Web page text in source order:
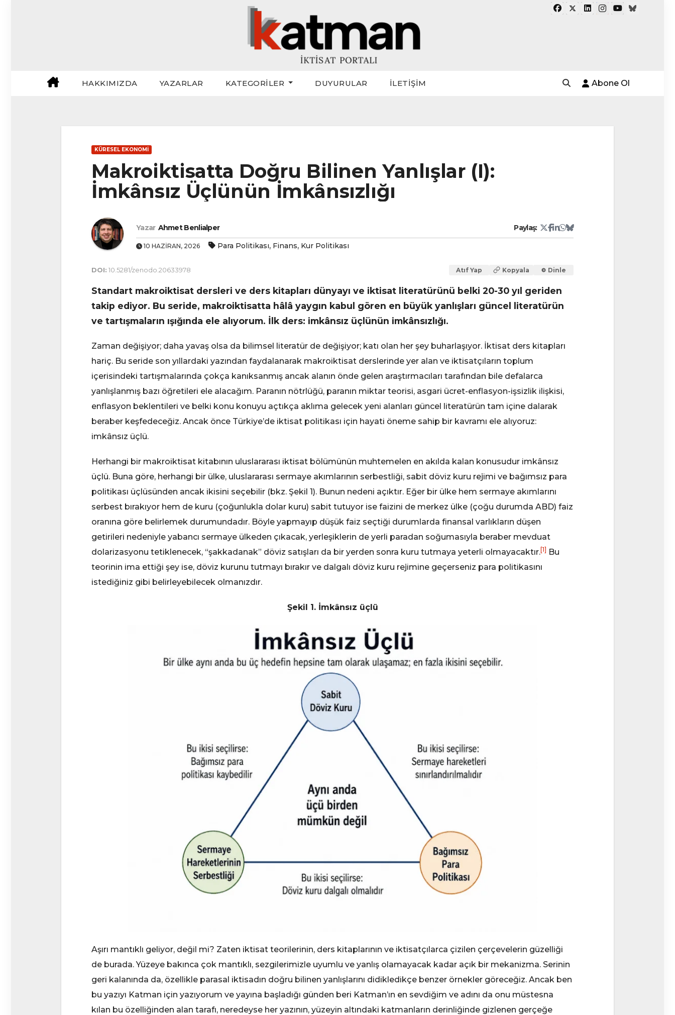
HAKKIMIZDA YAZARLAR KATEGORİLER DUYURULAR İLETİŞİM Abone Ol
KÜRESEL EKONOMI
Makroiktisatta Doğru Bilinen Yanlışlar (I):
İmkânsız Üçlünün İmkânsızlığı
Yazar Ahmet Benlialper
10 HAZIRAN, 2026 Para Politikası, Finans, Kur Politikası
DOI: 10.5281/zenodo.20633978 Atıf Yap Kopyala Dinle
Standart makroiktisat dersleri ve ders kitapları dünyayı ve iktisat literatürünü belki 20-30 yıl geriden
takip ediyor. Bu seride, makroiktisatta hâlâ yaygın kabul gören en büyük yanlışları güncel literatürün
ve tartışmaların ışığında ele alıyorum. İlk ders: imkânsız üçlünün imkânsızlığı.
Zaman değişiyor; daha yavaş olsa da bilimsel literatür de değişiyor; katı olan her şey buharlaşıyor. İktisat ders kitapları
hariç. Bu seride son yıllardaki yazından faydalanarak makroiktisat derslerinde yer alan ve iktisatçıların toplum
içerisindeki tartışmalarında çokça kanıksanmış ancak alanın önde gelen araştırmacıları tarafından bile defalarca
yanlışlanmış bazı öğretileri ele alacağım. Paranın nötrlüğü, paranın miktar teorisi, asgari ücret-enflasyon-işsizlik ilişkisi,
enflasyon beklentileri ve belki konu konuyu açtıkça aklıma gelecek yeni alanları güncel literatürün tam içine dalarak
beraber keşfedeceğiz. Ancak önce Türkiye’de iktisat politikası için hayati öneme sahip bir kavramı ele alıyoruz:
imkânsız üçlü.
Herhangi bir makroiktisat kitabının uluslararası iktisat bölümünün muhtemelen en akılda kalan konusudur imkânsız
üçlü. Buna göre, herhangi bir ülke, uluslararası sermaye akımlarının serbestliği, sabit döviz kuru rejimi ve bağımsız para
politikası üçlüsünden ancak ikisini seçebilir (bkz. Şekil 1). Bunun nedeni açıktır. Eğer bir ülke hem sermaye akımlarını
serbest bırakıyor hem de kuru (çoğunlukla dolar kuru) sabit tutuyor ise faizini de merkez ülke (çoğu durumda ABD) faiz
oranına göre belirlemek durumundadır. Böyle yapmayıp düşük faiz seçtiği durumlarda finansal varlıkların düşen
getirileri nedeniyle yabancı sermaye ülkeden çıkacak, yerleşiklerin de yerli paradan soğumasıyla beraber mevduat
dolarizasyonu tetiklenecek, “şakkadanak” döviz satışları da bir yerden sonra kuru tutmaya yeterli olmayacaktır.[1] Bu
teorinin ima ettiği şey ise, döviz kurunu tutmayı bırakır ve dalgalı döviz kuru rejimine geçerseniz para politikasını
istediğiniz gibi belirleyebilecek olmanızdır.
Şekil 1. İmkânsız üçlü
Aşırı mantıklı geliyor, değil mi? Zaten iktisat teorilerinin, ders kitaplarının ve iktisatçılarca çizilen çerçevelerin güzelliği
de burada. Yüzeye bakınca çok mantıklı, sezgilerimizle uyumlu ve yanlış olamayacak kadar açık bir mekanizma. Serinin
geri kalanında da, özellikle parasal iktisadın doğru bilinen yanlışlarını didikledikçe benzer örnekler göreceğiz. Ancak ben
bu yazıyı Katman için yazıyorum ve yayına başladığı günden beri Katman’ın en sevdiğim ve adını da onu müstesna
kılan bu özelliğinden alan tarafı, neredeyse her yazının, yüzeyin altındaki katmanların derinliğinde gizlenen gerçeğe